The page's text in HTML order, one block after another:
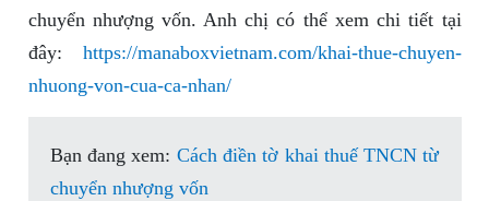
chuyển nhượng vốn. Anh chị có thể xem chi tiết tại
đây: https://manaboxvietnam.com/khai-thue-chuyen-
nhuong-von-cua-ca-nhan/
Bạn đang xem: Cách điền tờ khai thuế TNCN từ
chuyển nhượng vốn